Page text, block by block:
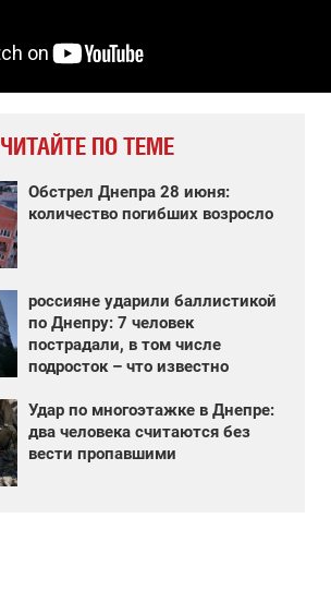
ЧИТАЙТЕ ПО ТЕМЕ
Обстрел Днепра 28 июня:
количество погибших возросло
россияне ударили баллистикой
по Днепру: 7 человек
пострадали, в том числе
подросток – что известно
Удар по многоэтажке в Днепре:
два человека считаются без
вести пропавшими